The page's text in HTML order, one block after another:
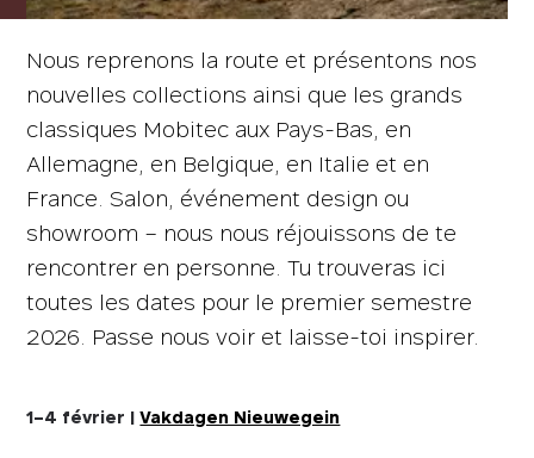
Nous reprenons la route et présentons nos
nouvelles collections ainsi que les grands
classiques Mobitec aux Pays-Bas, en
Allemagne, en Belgique, en Italie et en
France. Salon, événement design ou
showroom – nous nous réjouissons de te
rencontrer en personne. Tu trouveras ici
toutes les dates pour le premier semestre
2026. Passe nous voir et laisse-toi inspirer.
1–4 février |Vakdagen Nieuwegein